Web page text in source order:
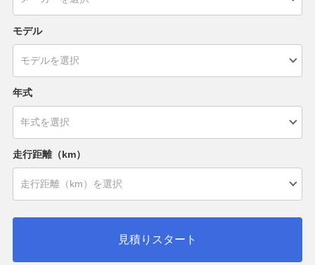
モデル
年式
走行距離（km）
見積りスタート